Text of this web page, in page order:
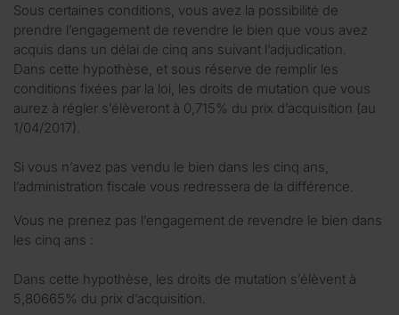
Sous certaines conditions, vous avez la possibilité de
prendre l’engagement de revendre le bien que vous avez
acquis dans un délai de cinq ans suivant l’adjudication.
Dans cette hypothèse, et sous réserve de remplir les
conditions fixées par la loi, les droits de mutation que vous
aurez à régler s’élèveront à 0,715% du prix d’acquisition (au
1/04/2017).
Si vous n’avez pas vendu le bien dans les cinq ans,
l’administration fiscale vous redressera de la différence.
Vous ne prenez pas l’engagement de revendre le bien dans
les cinq ans :
Dans cette hypothèse, les droits de mutation s’élèvent à
5,80665% du prix d’acquisition.